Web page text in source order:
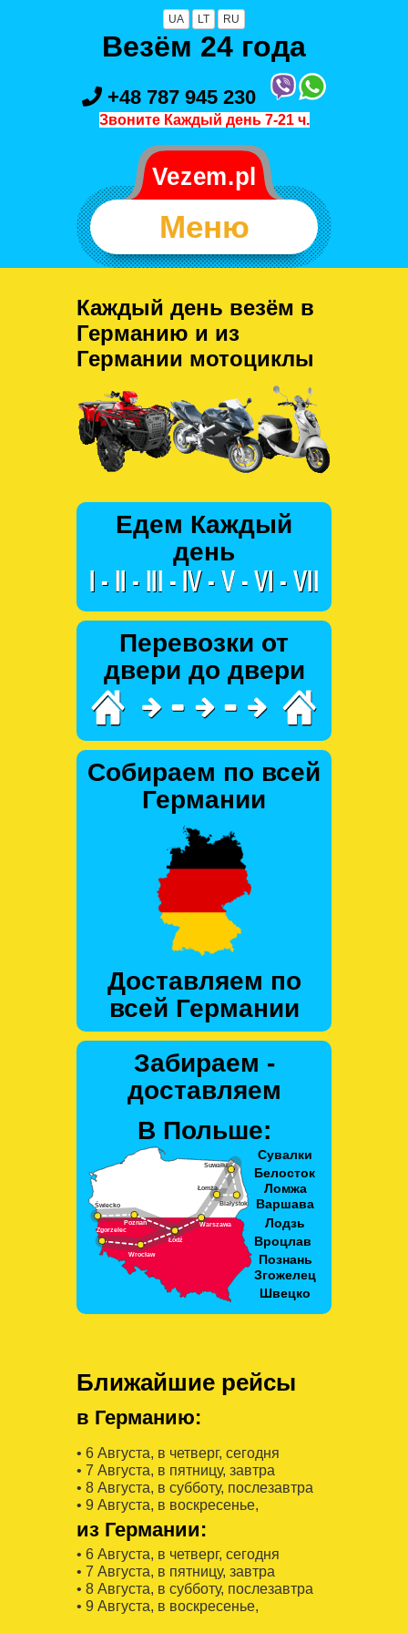
UA LT RU
Везём 24 года
+48 787 945 230
Звоните Каждый день 7-21 ч.
Меню
Каждый день везём в
Германию и из
Германии мотоциклы
Едем Каждый
день
Перевозки от
двери до двери
Собираем по всей
Германии
Доставляем по
всей Германии
Забираем -
доставляем
В Польше:
Ближайшие рейсы
в Германию:
• 6 Августa, в четверг, сегодня
• 7 Августa, в пятницу, завтра
• 8 Августa, в субботу, послезавтра
• 9 Августa, в воскресенье,
из Германии:
• 6 Августa, в четверг, сегодня
• 7 Августa, в пятницу, завтра
• 8 Августa, в субботу, послезавтра
• 9 Августa, в воскресенье,